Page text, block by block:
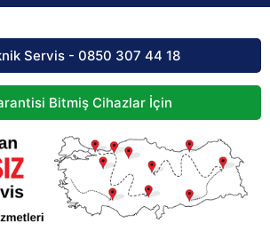
Servis - 0850 307 44 18
Bitmiş Cihazlar İçin